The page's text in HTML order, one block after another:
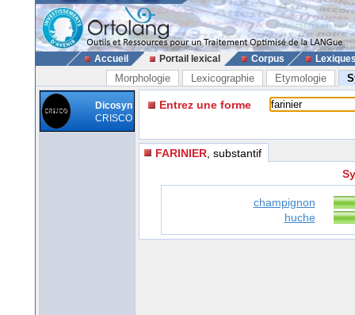
Accueil Portail lexical Corpus
Morphologie Lexicographie Etymologie
Dicosyn
CRISCO
Entrez une forme
FARINIER , substantif
champignon
huche